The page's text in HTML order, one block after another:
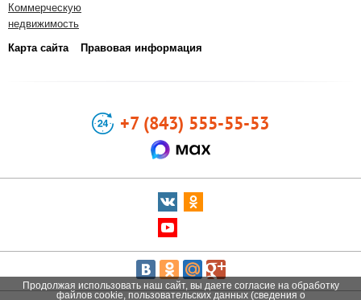
Коммерческую
недвижимость
Карта сайта
Правовая информация
+7 (843) 555-55-53
Продолжая использовать наш сайт, вы даете согласие на обработку
файлов cookie, пользовательских данных (сведения о